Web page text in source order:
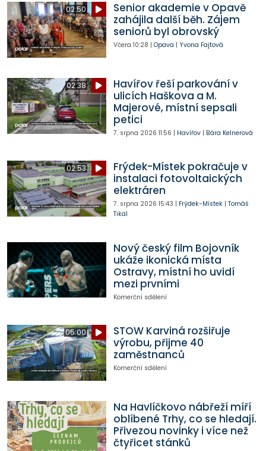
02:50
Senior akademie v Opavě
zahájila další běh. Zájem
seniorů byl obrovský
Včera 10:28 | Opava | Yvona Fajtová
02:38
Havířov řeší parkování v
ulicích Haškova a M.
Majerové, místní sepsali
petici
7. srpna 2026 11:56 | Havířov| Bára Kelnerová
02:53
Frýdek-Místek pokračuje v
instalaci fotovoltaických
elektráren
7. srpna 2026 15:43 | Frýdek-Místek| Tomáš
Tikal
Nový český film Bojovník
ukáže ikonická místa
Ostravy, místní ho uvidí
mezi prvními
Komerční sdělení
05:00
STOW Karviná rozšiřuje
výrobu, přijme 40
zaměstnanců
Komerční sdělení
Na Havlíčkovo nábřeží míří
oblíbené Trhy, co se hledají.
Přivezou novinky i více než
čtyřicet stánků